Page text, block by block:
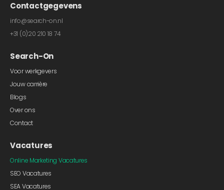
Contactgegevens
info@search-on.nl
+31 (0)20 210 18 74
Search-On
Voor werkgevers
Jouw carrière
Blogs
Over ons
Contact
Vacatures
Online Marketing Vacatures
SEO Vacatures
SEA Vacatures